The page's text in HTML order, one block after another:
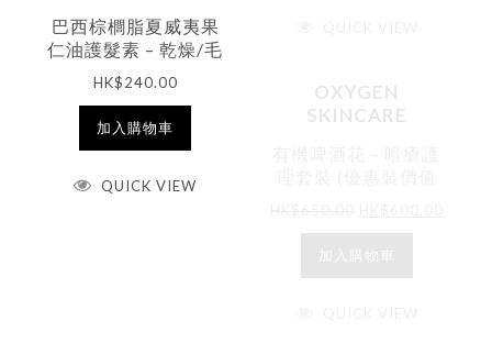
巴西棕櫚脂夏威夷果
仁油護髮素 – 乾燥/毛
躁/捲曲髮質 (帶香味)
250ml (榮獲THE
JANEY LOVES 2019
PLATINUM
HK$240.00
加入購物車
QUICK VIEW
OXYGEN
SKINCARE